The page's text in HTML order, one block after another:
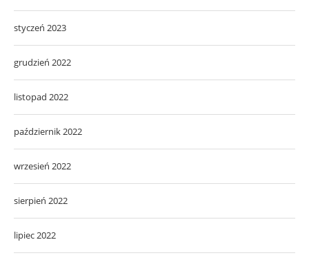
styczeń 2023
grudzień 2022
listopad 2022
październik 2022
wrzesień 2022
sierpień 2022
lipiec 2022